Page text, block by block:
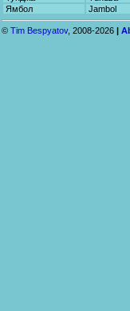
Ямбол
Jambol
© Tim Bespyatov, 2008-2026 |